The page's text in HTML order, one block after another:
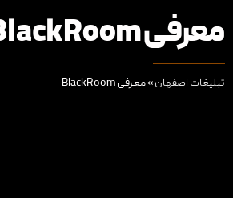
معرفی BlackRoom
تبلیغات اصفهان»معرفی BlackRoom